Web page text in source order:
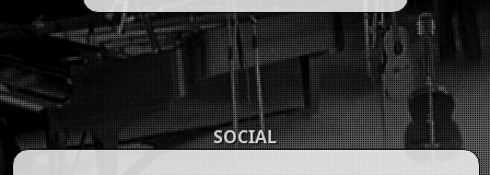
SOCIAL